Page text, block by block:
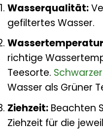
Wasserqualität:
gefiltertes Wasser.
richtige
Teesorte.
Wasser als Grüner
Ziehzeit: Beachten
Ziehzeit für die